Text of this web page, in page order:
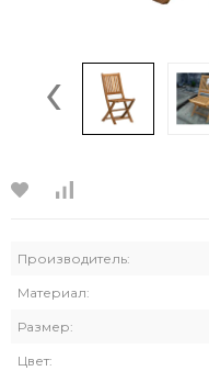
‹
Производитель:
Материал:
Размер:
Цвет: